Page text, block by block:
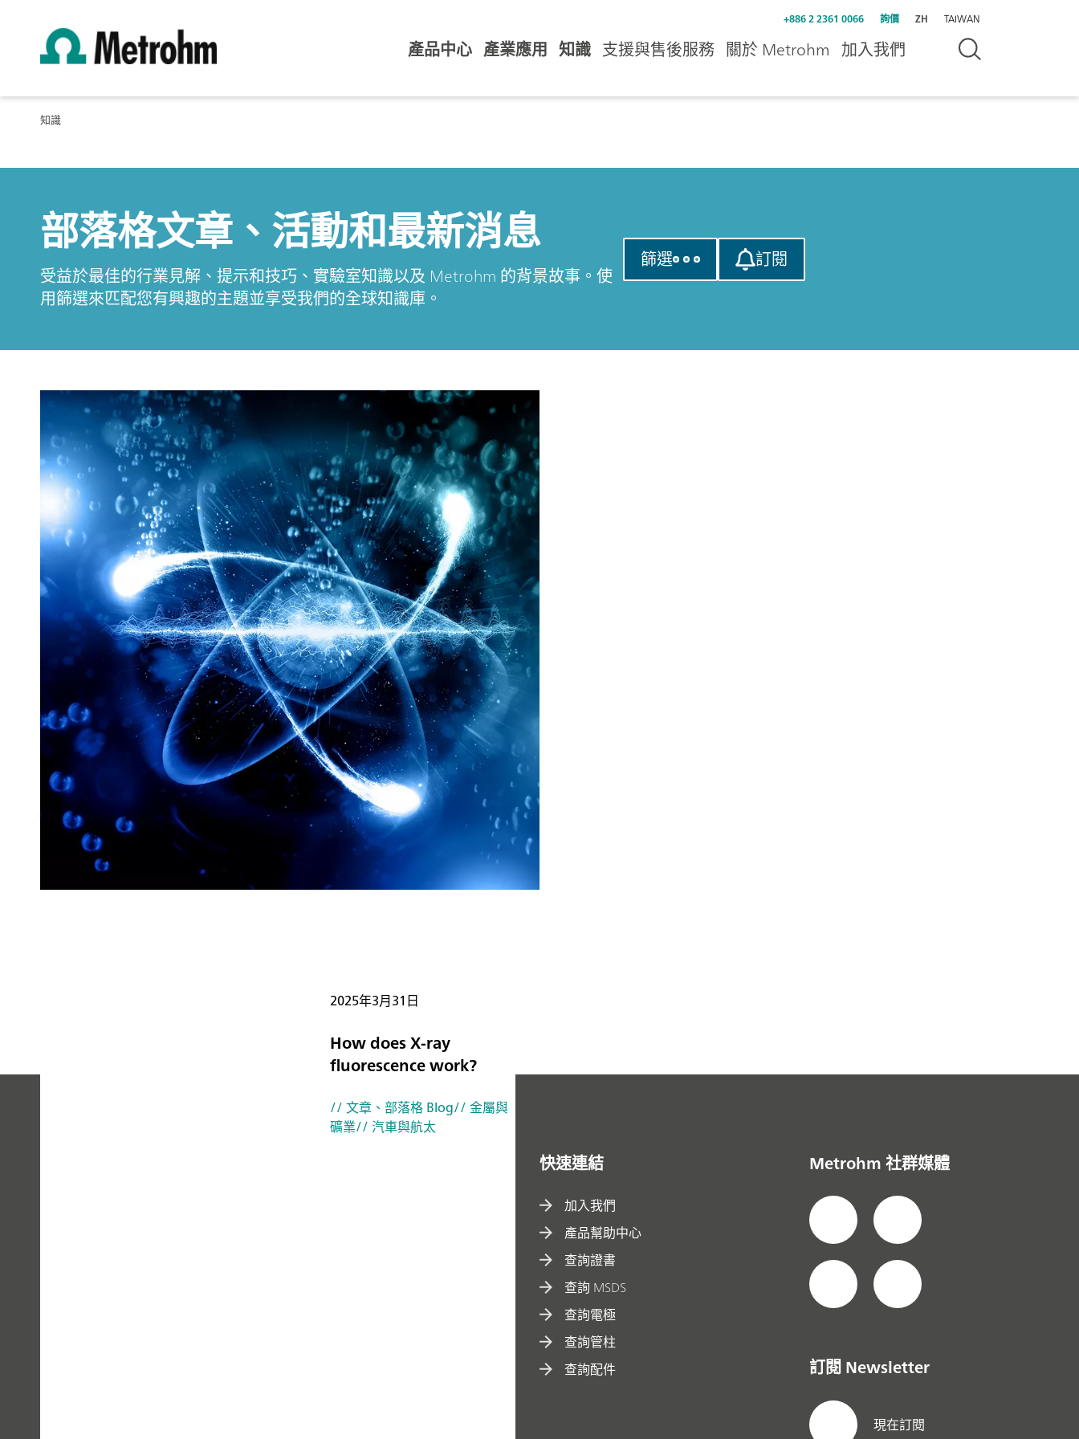
+886 2 2361 0066 詢價 ZH TAIWAN
產品中心 產業應用 知識 支援與售後服務 關於 Metrohm 加入我們
知識
部落格文章、活動和最新消息
受益於最佳的行業見解、提示和技巧、實驗室知識以及 Metrohm 的背景故事。使
用篩選來匹配您有興趣的主題並享受我們的全球知識庫。
篩選 訂閱
2025年3月31日
How does X-ray
fluorescence work?
// 文章、部落格 Blog// 金屬與
礦業// 汽車與航太
快速連結
加入我們
產品幫助中心
查詢證書
查詢 MSDS
查詢電極
查詢管柱
查詢配件
Metrohm 社群媒體
訂閱 Newsletter
現在訂閱